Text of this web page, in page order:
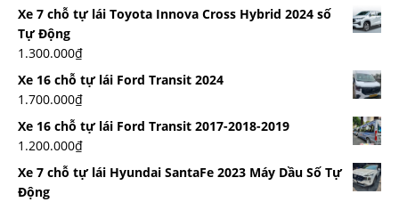
Xe 7 chỗ tự lái Toyota Innova Cross Hybrid 2024 số
Tự Động
1.300.000₫
Xe 16 chỗ tự lái Ford Transit 2024
1.700.000₫
Xe 16 chỗ tự lái Ford Transit 2017-2018-2019
1.200.000₫
Xe 7 chỗ tự lái Hyundai SantaFe 2023 Máy Dầu Số Tự
Động